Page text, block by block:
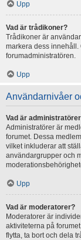
Upp
Vad är trådikoner?
Trådikoner är
markera dess innehåll.
forumadministratören.
Upp
Användarnivåer
Vad är
Administratörer är
forumet. Dessa
vilket inkluderar att
användargrupper och
Upp
Vad är moderatorer?
Moderatorer är
aktiviteterna på
flytta, ta bort och dela